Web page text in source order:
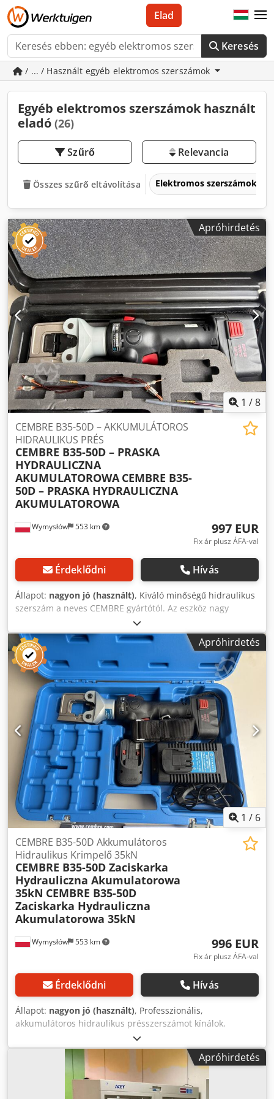
Keresés
Elad
/ ... / Használt egyéb elektromos szerszámok
Egyéb elektromos szerszámok használt
eladó (26)
Szűrő Relevancia
Összes szűrő eltávolítása Elektromos szerszámok
Apróhirdetés
1 /8
Wymysłów 553 km
CEMBRE B35-50D – AKKUMULÁTOROS
HIDRAULIKUS PRÉS
CEMBRE B35-50D – PRASKA
HYDRAULICZNA
AKUMULATOROWA CEMBRE B35-
50D – PRASKA HYDRAULICZNA
AKUMULATOROWA
997 EUR
Fix ár plusz ÁFA-val
Érdeklődni Hívás
Állapot: nagyon jó (használt), Kiváló minőségű hidraulikus
szerszám a neves CEMBRE gyártótól. Az eszköz nagy
préselési erőt és kényelmes munkavégzést biztosít
akkumulátoros táplálásának köszönhetően. Masszív
kialakítás és megbízhatóság – professzionális
alkalmazásokhoz tervezett berendezés. Cjdpfoy H Rdgex
Ah Uorf 📊 Műszaki adatok: Gyártó: CEMBRE Típus: B35-50D
Préselési erő: 35 kN (kb. 4 tonna) Maximális
keresztmetszet: 150 mm²-ig (Cu) Tápellátás: akkumulátoros
Gyártási év: 2010 📦 A készlet tartalma: CEMBRE
hidraulikus prés akkumulátor töltő szállítókoffer
dokumentáció a képeken látható további elemek 📦 Állapot:
Nagyon jó műszaki állapot Teljesen működőképes Normál
használati nyomok Azonnal munkára fogható
Apróhirdetés
1 / 6
Wymysłów 553 km
CEMBRE B35-50D Akkumulátoros
Hidraulikus Krimpelő 35kN
CEMBRE B35-50D Zaciskarka
Hydrauliczna Akumulatorowa
35kN CEMBRE B35-50D
Zaciskarka Hydrauliczna
Akumulatorowa 35kN
996 EUR
Fix ár plusz ÁFA-val
Érdeklődni Hívás
Állapot: nagyon jó (használt), Professzionális,
akkumulátoros hidraulikus présszerszámot kínálok,
CEMBRE B35-50D – kiváló minőségű ipari felhasználásra. A
készülék nagyon jó műszaki állapotban van, működőképes
és azonnal használatra kész. ⚙️ Műszaki adatok: Modell:
CEMBRE B35-50D Préserő: 35 kN (4 tonna) Maximális
vezeték keresztmetszet: 150 mm²-ig (réz) Tápellátás: 9.6V
Apróhirdetés